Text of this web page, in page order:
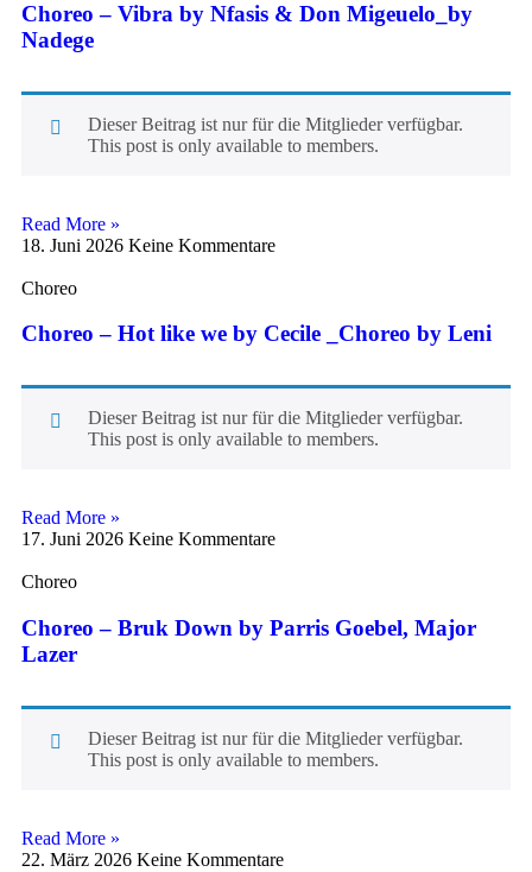
Choreo – Vibra by Nfasis & Don Migeuelo_by
Nadege
Dieser Beitrag ist nur für die Mitglieder verfügbar.
This post is only available to members.
Read More »
18. Juni 2026 Keine Kommentare
Choreo
Choreo – Hot like we by Cecile _Choreo by Leni
Dieser Beitrag ist nur für die Mitglieder verfügbar.
This post is only available to members.
Read More »
17. Juni 2026 Keine Kommentare
Choreo
Choreo – Bruk Down by Parris Goebel, Major
Lazer
Dieser Beitrag ist nur für die Mitglieder verfügbar.
This post is only available to members.
Read More »
22. März 2026 Keine Kommentare